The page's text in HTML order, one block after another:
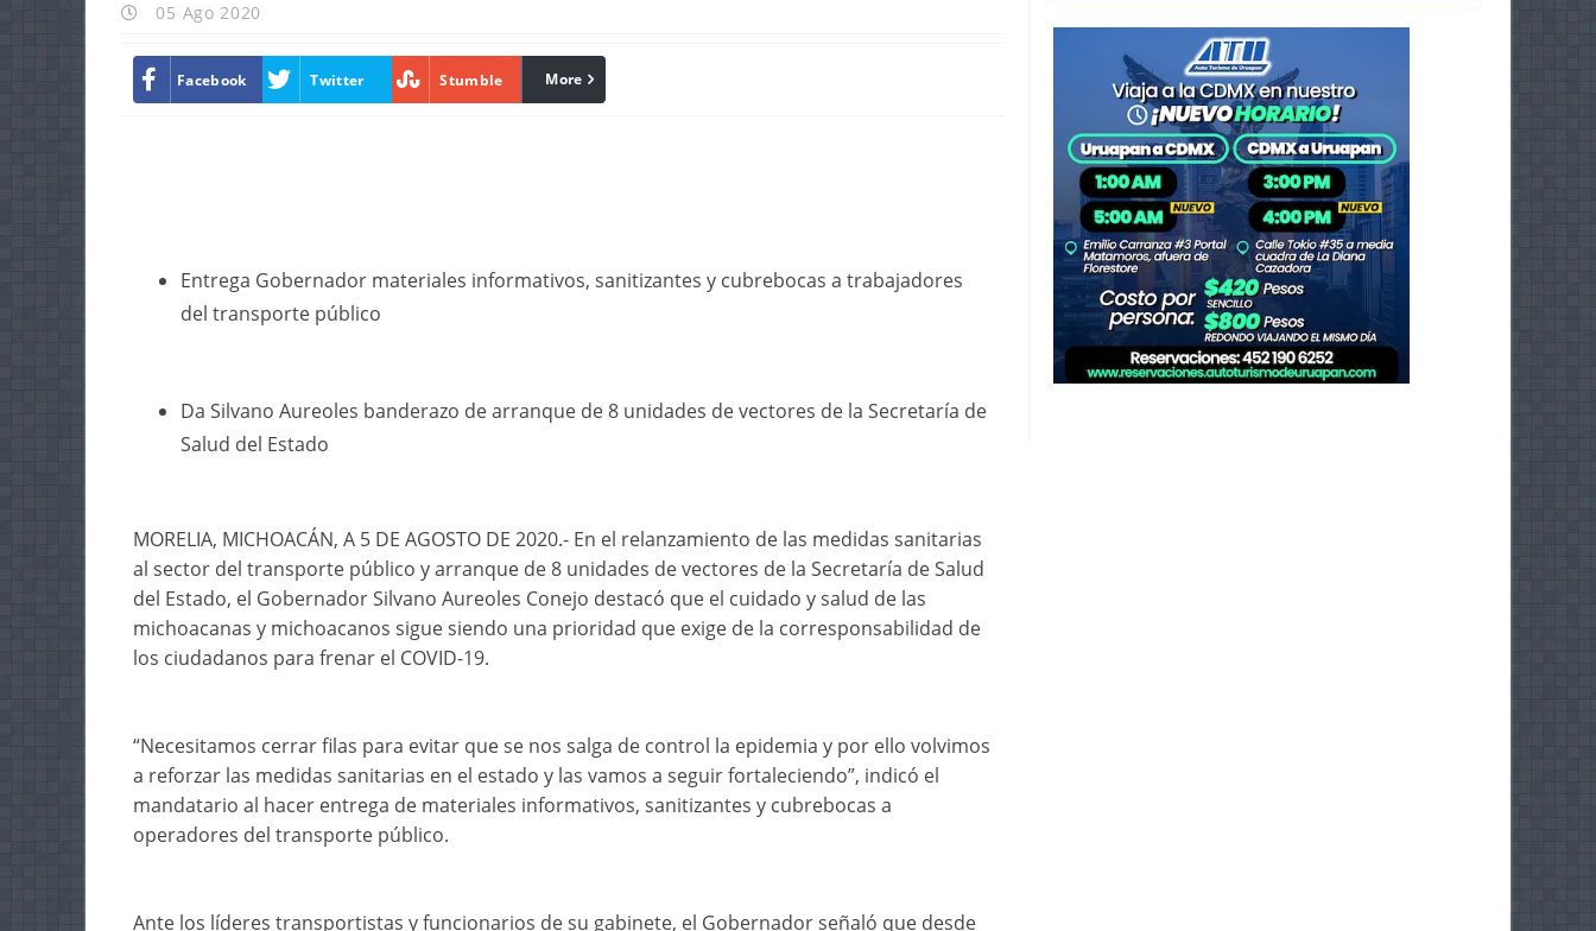
05 Ago 2020
Facebook Twitter Stumble linkedin
More
Entrega Gobernador materiales informativos, sanitizantes y cubrebocas a trabajadores
del transporte público
Da Silvano Aureoles banderazo de arranque de 8 unidades de vectores de la Secretaría de
Salud del Estado
MORELIA, MICHOACÁN, A 5 DE AGOSTO DE 2020.- En el relanzamiento de las medidas sanitarias
al sector del transporte público y arranque de 8 unidades de vectores de la Secretaría de Salud
del Estado, el Gobernador Silvano Aureoles Conejo destacó que el cuidado y salud de las
michoacanas y michoacanos sigue siendo una prioridad que exige de la corresponsabilidad de
los ciudadanos para frenar el COVID-19.
“Necesitamos cerrar filas para evitar que se nos salga de control la epidemia y por ello volvimos
a reforzar las medidas sanitarias en el estado y las vamos a seguir fortaleciendo”, indicó el
mandatario al hacer entrega de materiales informativos, sanitizantes y cubrebocas a
operadores del transporte público.
Ante los líderes transportistas y funcionarios de su gabinete, el Gobernador señaló que desde